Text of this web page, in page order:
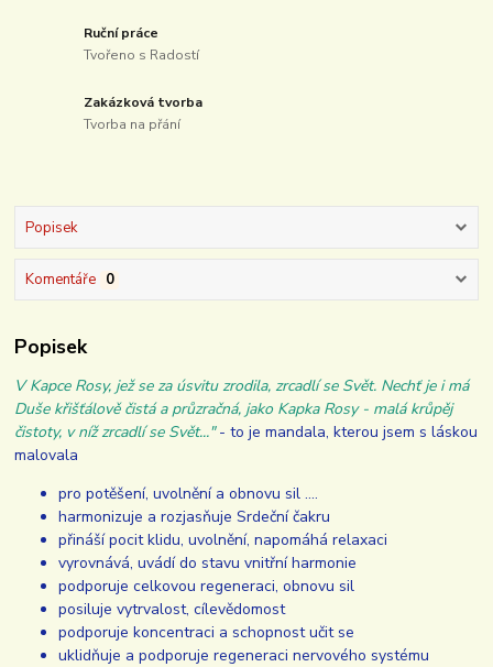
Ruční práce
Tvořeno s Radostí
Zakázková tvorba
Tvorba na přání
Popisek
Komentáře 0
Popisek
V Kapce Rosy, jež se za úsvitu zrodila, zrcadlí se Svět. Nechť je i má
Duše křišťálově čistá a průzračná, jako Kapka Rosy - malá krůpěj
čistoty, v níž zrcadlí se Svět..."- to je mandala, kterou jsem s láskou
malovala
pro potěšení, uvolnění a obnovu sil ....
harmonizuje a rozjasňuje Srdeční čakru
přináší pocit klidu, uvolnění, napomáhá relaxaci
vyrovnává, uvádí do stavu vnitřní harmonie
podporuje celkovou regeneraci, obnovu sil
posiluje vytrvalost, cílevědomost
podporuje koncentraci a schopnost učit se
uklidňuje a podporuje regeneraci nervového systému